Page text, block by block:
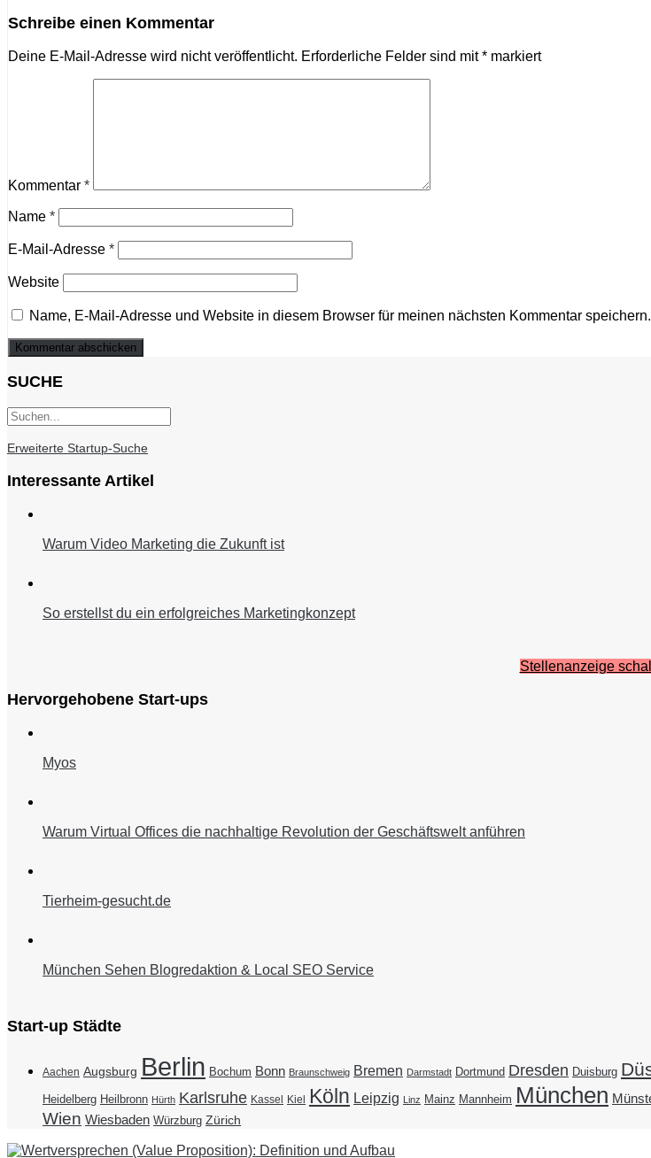
Schreibe einen Kommentar
Deine E-Mail-Adresse wird nicht veröffentlicht. Erforderliche Felder sind mit* markiert
Kommentar *
Name *
E-Mail-Adresse *
Website
Name, E-Mail-Adresse und Website in diesem Browser für meinen nächsten Kommentar speichern.
SUCHE
Erweiterte Startup-Suche
Interessante Artikel
Warum Video Marketing die Zukunft ist
So erstellst du ein erfolgreiches Marketingkonzept
Stellenanzeige
Hervorgehobene Start-ups
Myos
Warum Virtual Offices die nachhaltige Revolution der Geschäftswelt anführen
Tierheim-gesucht.de
München Sehen Blogredaktion & Local SEO Service
Start-up Städte
Aachen Augsburg Berlin Bochum Bonn Braunschweig Bremen Darmstadt Dortmund Dresden Duisburg
Heidelberg Heilbronn Hürth Karlsruhe Kassel Kiel Köln Leipzig Linz Mainz Mannheim München
Wien Wiesbaden Würzburg Zürich